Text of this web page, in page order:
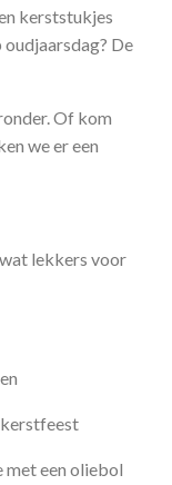
kerststukjes
De
Of kom
we er een
lekkers voor
een oliebol